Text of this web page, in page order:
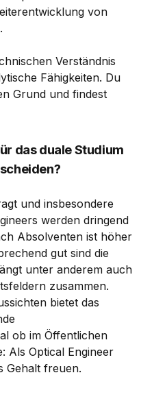
von
Verständnis
Fähigkeiten. Du
Grund und findest
das duale Studium
und insbesondere
werden dringend
Absolventen ist höher
gut sind die
unter anderem auch
zusammen.
bietet das
ob im Öffentlichen
Als Optical Engineer
Gehalt freuen.